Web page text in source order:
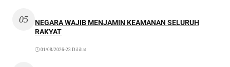
05
NEGARA WAJIB MENJAMIN KEAMANAN SELURUH
RAKYAT
01/08/2026•23 Dilihat